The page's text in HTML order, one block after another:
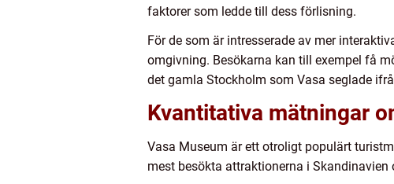
faktorer som ledde till dess förlisning.
För de som är intresserade av mer
omgivning. Besökarna kan till exempel få
det gamla Stockholm som Vasa seglade
Kvantitativa mätningar
Vasa Museum är ett otroligt populärt
mest besökta attraktionerna i